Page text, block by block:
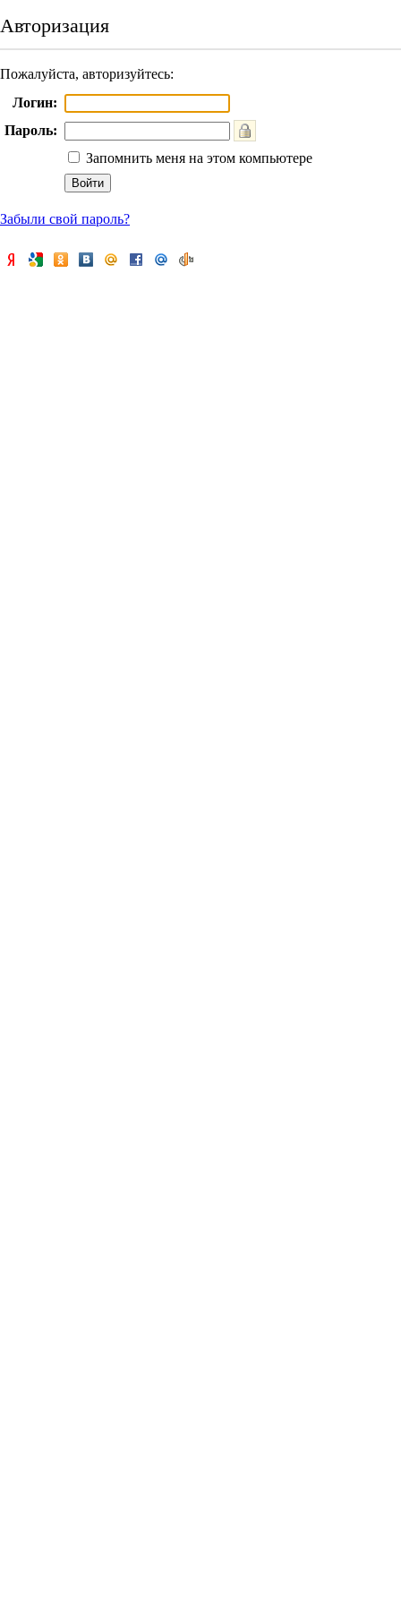
Авторизация
Пожалуйста, авторизуйтесь:
Логин:
Пароль:
Запомнить меня на этом компьютере
Забыли свой пароль?